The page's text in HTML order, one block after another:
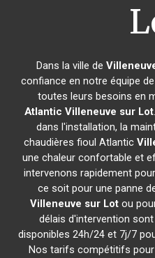
Dans la ville de
confiance en notre équipe
toutes leurs besoins en
Atlantic Villeneuve sur Lot
dans l'installation, la
chaudières fioul Atlantic
une chaleur confortable et
intervenons rapidement
ce soit pour une panne
Villeneuve sur Lotou
délais d'intervention
disponibles 24h/24 et 7j/7
Nos tarifs compétitifs